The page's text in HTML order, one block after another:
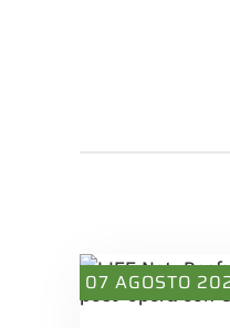
07 AGOSTO